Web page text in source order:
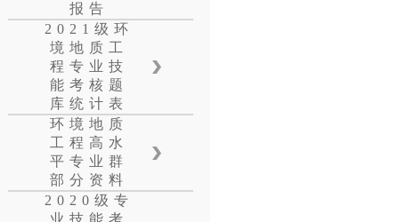
报告
2021级环
境地质工
程专业技
能考核题
库统计表
环境地质
工程高水
平专业群
部分资料
2020级专
业技能考